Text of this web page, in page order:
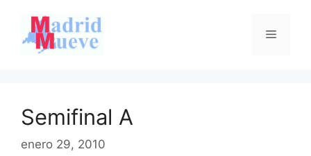
contenido
Menú
Semifinal A
enero 29, 2010